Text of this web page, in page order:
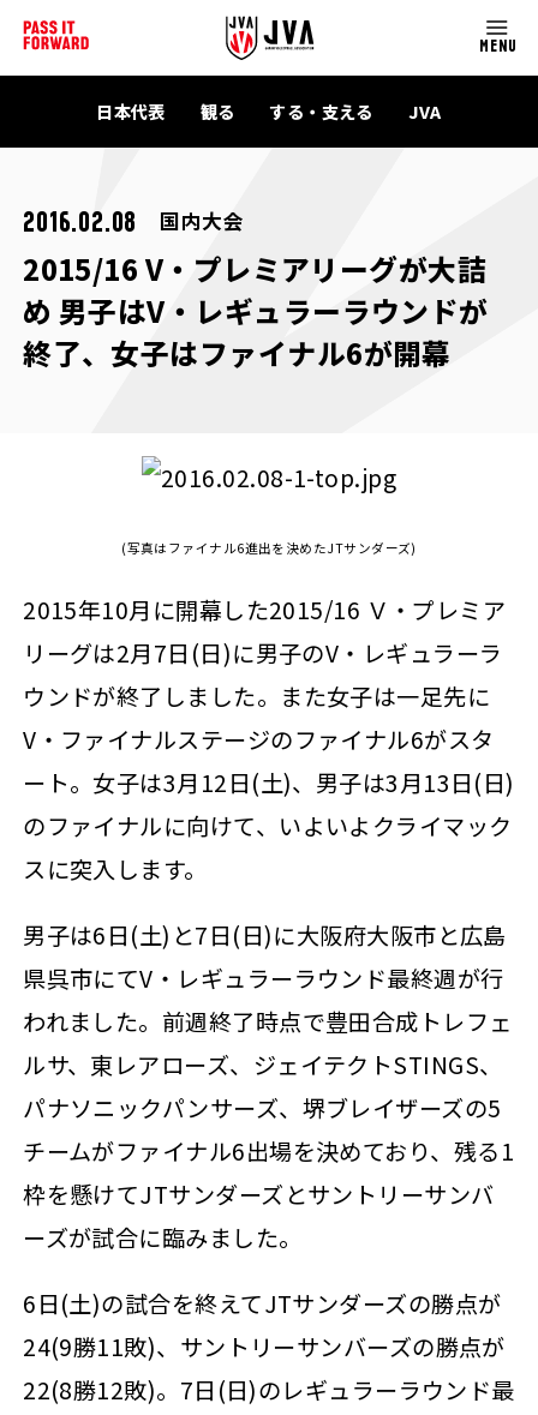
MENU
日本代表 観る する・支える JVA
2016.02.08 国内大会
2015/16 V・プレミアリーグが大詰
め 男子はV・レギュラーラウンドが
終了、女子はファイナル6が開幕
(写真はファイナル6進出を決めたJTサンダーズ)
2015年10月に開幕した2015/16 Ｖ・プレミア
リーグは2月7日(日)に男子のV・レギュラーラ
ウンドが終了しました。また女子は一足先に
V・ファイナルステージのファイナル6がスタ
ート。女子は3月12日(土)、男子は3月13日(日)
のファイナルに向けて、いよいよクライマック
スに突入します。
男子は6日(土)と7日(日)に大阪府大阪市と広島
県呉市にてV・レギュラーラウンド最終週が行
われました。前週終了時点で豊田合成トレフェ
ルサ、東レアローズ、ジェイテクトSTINGS、
パナソニックパンサーズ、堺ブレイザーズの5
チームがファイナル6出場を決めており、残る1
枠を懸けてJTサンダーズとサントリーサンバ
ーズが試合に臨みました。
6日(土)の試合を終えてJTサンダーズの勝点が
24(9勝11敗)、サントリーサンバーズの勝点が
22(8勝12敗)。7日(日)のレギュラーラウンド最